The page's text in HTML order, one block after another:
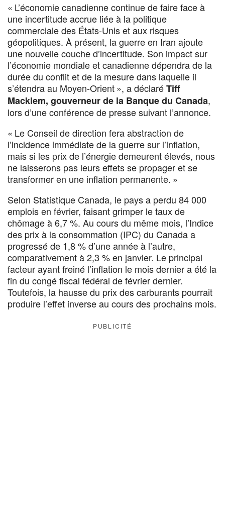
« L’économie canadienne continue de faire face à
une incertitude accrue liée à la politique
commerciale des États-Unis et aux risques
géopolitiques. À présent, la guerre en Iran ajoute
une nouvelle couche d’incertitude. Son impact sur
l’économie mondiale et canadienne dépendra de la
durée du conflit et de la mesure dans laquelle il
s’étendra au Moyen-Orient », a déclaréTiff
Macklem, gouverneur de la Banque du Canada,
lors d’une conférence de presse suivant l’annonce.
« Le Conseil de direction fera abstraction de
l’incidence immédiate de la guerre sur l’inflation,
mais si les prix de l’énergie demeurent élevés, nous
ne laisserons pas leurs effets se propager et se
transformer en une inflation permanente. »
Selon Statistique Canada, le pays a perdu 84 000
emplois en février, faisant grimper le taux de
chômage à 6,7 %. Au cours du même mois, l’Indice
des prix à la consommation (IPC) du Canada a
progressé de 1,8 % d’une année à l’autre,
comparativement à 2,3 % en janvier. Le principal
facteur ayant freiné l’inflation le mois dernier a été la
fin du congé fiscal fédéral de février dernier.
Toutefois, la hausse du prix des carburants pourrait
produire l’effet inverse au cours des prochains mois.
PUBLICITÉ